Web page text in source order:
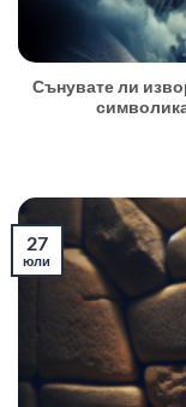
Сънувате ли
27
юли